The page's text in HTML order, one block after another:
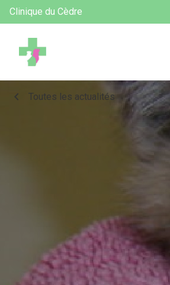
Clinique du Cèdre
chevron_left Toutes les actualités